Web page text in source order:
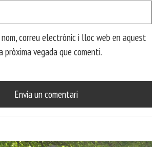
correu electrònic i lloc web en aquest
pròxima vegada que comenti.